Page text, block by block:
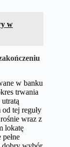
w
w banku
trwania
tej reguły
wraz z
lokatę